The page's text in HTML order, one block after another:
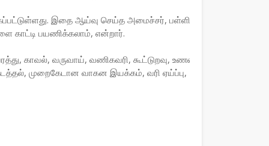
இதை ஆய்வு செய்த அமைச்சர், பள்ளிகள்
காட்டி பயணிக்கலாம், என்றார்.
காவல், வருவாய், வணிகவரி, கூட்டுறவு, உணவு மற்றும்
முறைகேடான வாகன இயக்கம், வரி ஏய்ப்பு,